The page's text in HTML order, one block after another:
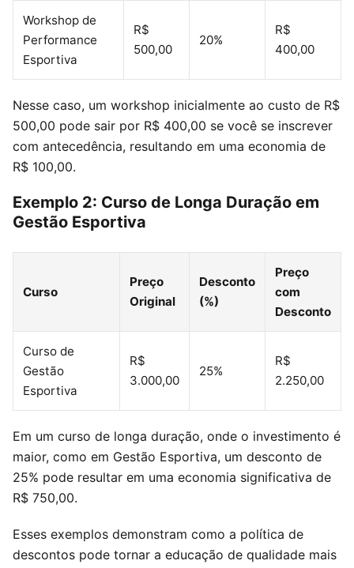
Workshop de
Performance
Esportiva
R$
500,00
20%
R$
400,00
Nesse caso, um workshop inicialmente ao custo de R$
500,00 pode sair por R$ 400,00 se você se inscrever
com antecedência, resultando em uma economia de
R$ 100,00.
Exemplo 2: Curso de Longa Duração em
Gestão Esportiva
Curso
Preço
Original
Desconto
(%)
Preço
com
Desconto
Curso de
Gestão
Esportiva
R$
3.000,00
25%
R$
2.250,00
Em um curso de longa duração, onde o investimento é
maior, como em Gestão Esportiva, um desconto de
25% pode resultar em uma economia significativa de
R$ 750,00.
Esses exemplos demonstram como a política de
descontos pode tornar a educação de qualidade mais